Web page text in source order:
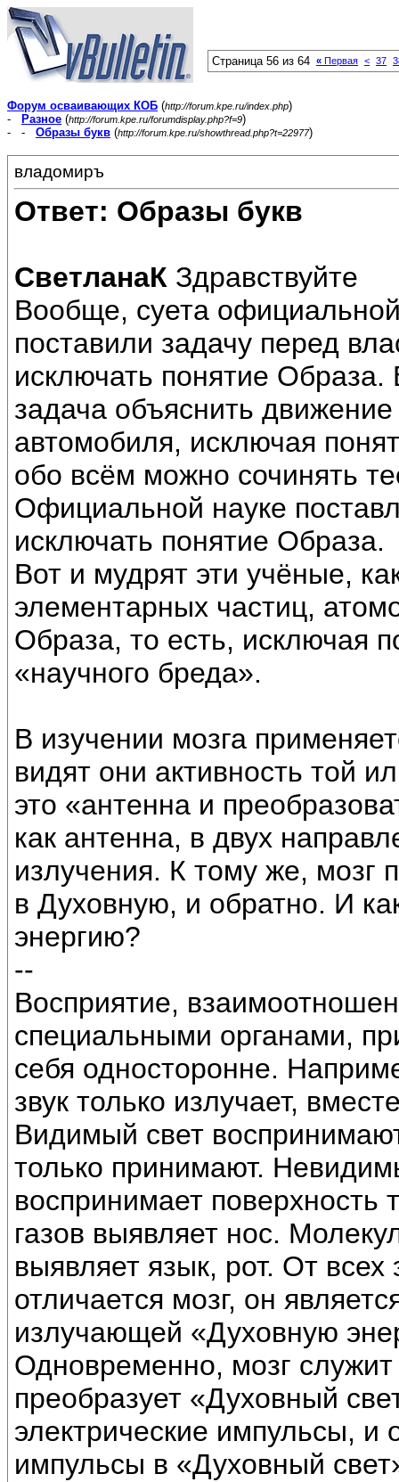
Страница 56 из 64 « Первая < 37
Форум осваивающих КОБ (http://forum.kpe.ru/index.php)
-
Разное (http://forum.kpe.ru/forumdisplay.php?f=9)
- - Образы букв (http://forum.kpe.ru/showthread.php?t=22977)
владомиръ
Ответ: Образы букв
СветланаК Здравствуйте
Вообще, суета
поставили задачу перед
исключать понятие Образа.
задача объяснить
автомобиля, исключая
обо всём можно сочинять
Официальной науке
исключать понятие Образа.
Вот и мудрят эти учёные,
элементарных частиц,
Образа, то есть, исключая
«научного бреда».
В изучении мозга
видят они активность той
это «антенна и
как антенна, в двух
излучения. К тому же, мозг
в Духовную, и обратно. И
энергию?
--
Восприятие,
специальными органами,
себя односторонне.
звук только излучает,
Видимый свет
только принимают.
воспринимает поверхность
газов выявляет нос.
выявляет язык, рот. От всех
отличается мозг, он
излучающей «Духовную
Одновременно, мозг
преобразует «Духовный
электрические импульсы, и
импульсы в «Духовный